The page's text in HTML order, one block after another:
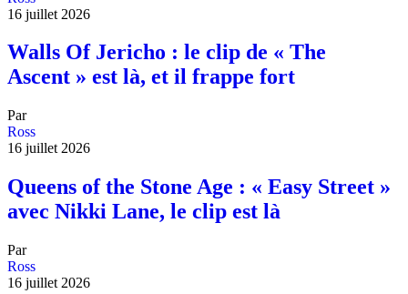
16 juillet 2026
Walls Of Jericho : le clip de « The
Ascent » est là, et il frappe fort
Par
Ross
16 juillet 2026
Queens of the Stone Age : « Easy Street »
avec Nikki Lane, le clip est là
Par
Ross
16 juillet 2026